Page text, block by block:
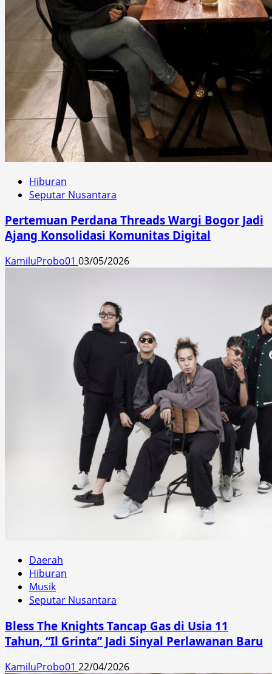
Hiburan
Seputar Nusantara
Pertemuan Perdana Threads Wargi Bogor Jadi
Ajang Konsolidasi Komunitas Digital
KamiluProbo01 03/05/2026
Daerah
Hiburan
Musik
Seputar Nusantara
Bless The Knights Tancap Gas di Usia 11
Tahun, “Il Grinta” Jadi Sinyal Perlawanan Baru
KamiluProbo01 22/04/2026